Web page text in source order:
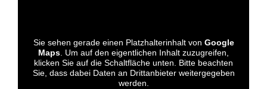
Sie sehen gerade einen Platzhalterinhalt von Google
Maps. Um auf den eigentlichen Inhalt zuzugreifen,
klicken Sie auf die Schaltfläche unten. Bitte beachten
Sie, dass dabei Daten an Drittanbieter weitergegeben
werden.